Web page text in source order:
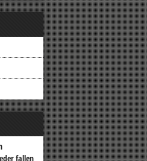
fallen